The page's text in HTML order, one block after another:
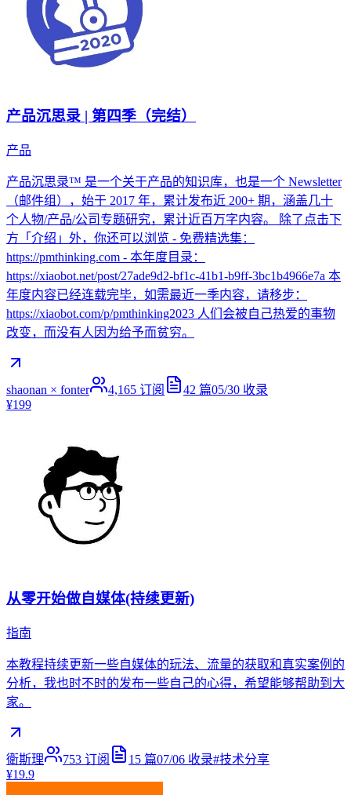
产品沉思录 | 第四季（完结）
产品
产品沉思录™ 是一个关于产品的知识库，也是一个 Newsletter
（邮件组），始于 2017 年，累计发布近 200+ 期，涵盖几十
个人物/产品/公司专题研究，累计近百万字内容。 除了点击下
方「介绍」外，你还可以浏览 - 免费精选集：
https://pmthinking.com - 本年度目录：
https://xiaobot.net/post/27ade9d2-bf1c-41b1-b9ff-3bc1b4966e7a 本
年度内容已经连载完毕，如需最近一季内容，请移步：
https://xiaobot.com/p/pmthinking2023 人们会被自己热爱的事物
改变，而没有人因为给予而贫穷。
shaonan × fonter 4,165 订阅 42 篇05/30 收录
¥199
从零开始做自媒体(持续更新)
指南
本教程持续更新一些自媒体的玩法、流量的获取和真实案例的
分析，我也时不时的发布一些自己的心得，希望能够帮助到大
家。
衛斯理 753 订阅 15 篇07/06 收录#技术分享
¥19.9